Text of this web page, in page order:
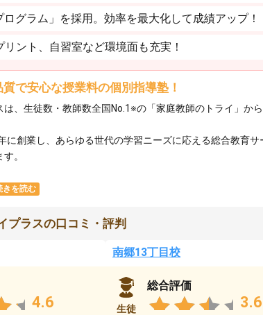
ログラム」を採用。効率を最大化して成績アップ！
ント、自習室など環境面も充実！
で安心な授業料の個別指導塾！
、生徒数・教師数全国No.1※の「家庭教師のトライ」から
に創業し、あらゆる世代の学習ニーズに応える総合教育
。
きを読む
プラスの口コミ・評判
4.6
南郷13丁目校
生徒
総合評価
3.6